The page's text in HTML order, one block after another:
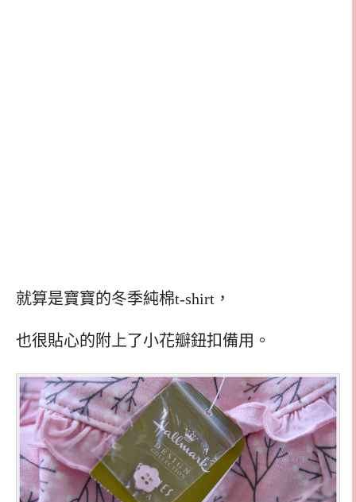
就算是寶寶的冬季純棉t-shirt，
也很貼心的附上了小花瓣鈕扣備用。